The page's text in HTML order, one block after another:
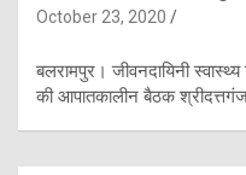
October 23, 2020
बलरामपुर। जीवनदायिनी
की आपातकालीन बैठक